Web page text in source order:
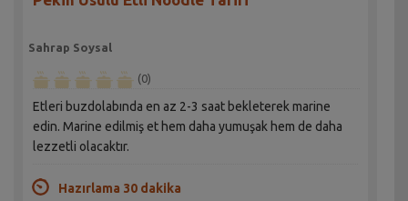
Sahrap Soysal
(0)
Etleri buzdolabında en az 2-3 saat bekleterek marine
edin. Marine edilmiş et hem daha yumuşak hem de daha
lezzetli olacaktır.
Hazırlama 30 dakika